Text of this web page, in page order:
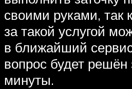
своими руками, так
за такой услугой
в ближайший
вопрос будет
минуты.